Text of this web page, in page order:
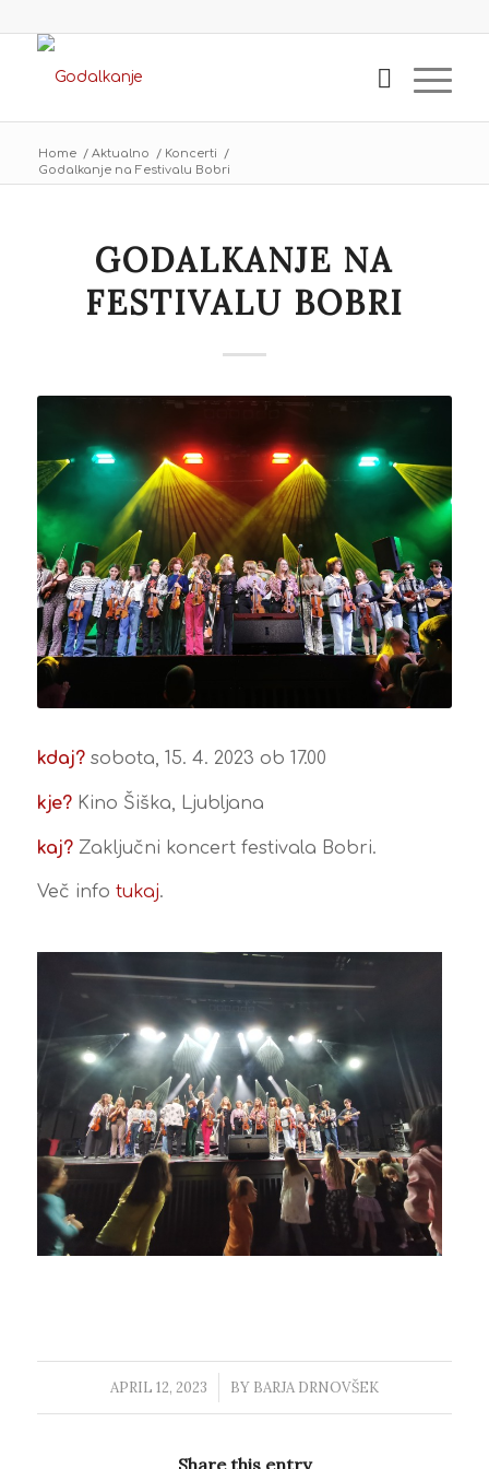
Home / Aktualno / Koncerti
/
Godalkanje na Festivalu Bobri
GODALKANJE NA
FESTIVALU BOBRI
kdaj?sobota, 15. 4. 2023 ob 17.00
kje?Kino Šiška, Ljubljana
kaj?Zaključni koncert festivala Bobri.
Več info tukaj.
APRIL 12, 2023
/ BY BARJA DRNOVŠEK
Share this entry